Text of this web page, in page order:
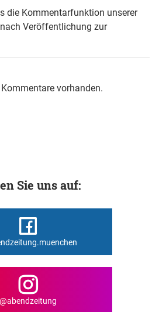
die Kommentarfunktion unserer
Veröffentlichung zur
vorhanden.
Sie uns auf:
@abendzeitung